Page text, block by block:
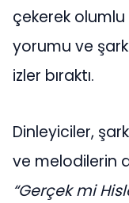
çekerek olumlu
yorumu ve
izler bıraktı.
Dinleyiciler,
ve melodilerin
“Gerçek mi